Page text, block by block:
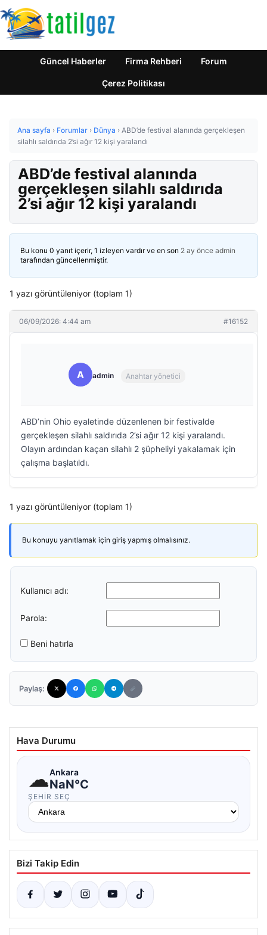
Güncel Haberler Firma Rehberi Forum
Çerez Politikası
Ana sayfa › Forumlar › Dünya › ABD’de festival alanında gerçekleşen
silahlı saldırıda 2’si ağır 12 kişi yaralandı
ABD’de festival alanında
gerçekleşen silahlı saldırıda
2’si ağır 12 kişi yaralandı
Bu konu 0 yanıt içerir, 1 izleyen vardır ve en son 2 ay önce admin
tarafından güncellenmiştir.
1 yazı görüntüleniyor (toplam 1)
06/09/2026: 4:44 am #16152
A admin Anahtar yönetici
ABD’nin Ohio eyaletinde düzenlenen bir festivalde
gerçekleşen silahlı saldırıda 2’si ağır 12 kişi yaralandı.
Olayın ardından kaçan silahlı 2 şüpheliyi yakalamak için
çalışma başlatıldı.
1 yazı görüntüleniyor (toplam 1)
Bu konuyu yanıtlamak için giriş yapmış olmalısınız.
Kullanıcı adı:
Parola:
Beni hatırla
Paylaş:
Hava Durumu
☁Ankara
NaN°C
ŞEHIR SEÇ
Bizi Takip Edin